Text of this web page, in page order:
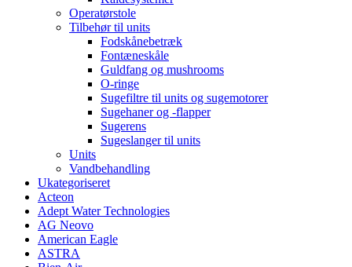
Operatørstole
Tilbehør til units
Fodskånebetræk
Fontæneskåle
Guldfang og mushrooms
O-ringe
Sugefiltre til units og sugemotorer
Sugehaner og -flapper
Sugerens
Sugeslanger til units
Units
Vandbehandling
Ukategoriseret
Acteon
Adept Water Technologies
AG Neovo
American Eagle
ASTRA